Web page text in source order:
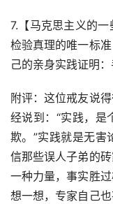
7.【马克思主义的
检验真理的唯一标
己的亲身实践证明
附评：这位戒友说
经说到：“实践，是
欺。”实践就是无害
信那些误人子弟的
一种力量，事实胜
想一想，专家自己